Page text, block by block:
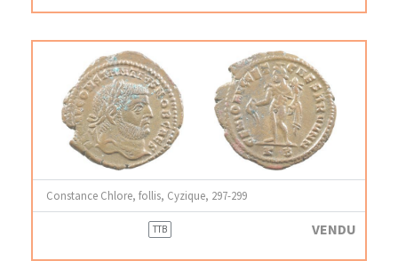
Constance Chlore, follis, Cyzique, 297-299
TTB VENDU